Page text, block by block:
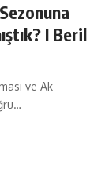
I Beril
ve Ak